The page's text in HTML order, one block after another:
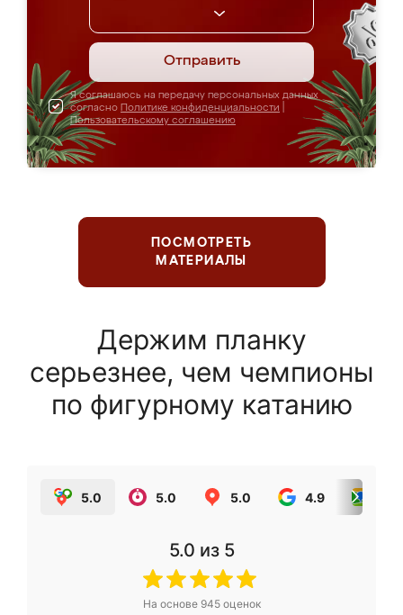
Отправить
Я соглашаюсь на передачу персональных данных
согласно Политике конфиденциальности
Пользовательскому соглашению
ПОСМОТРЕТЬ
МАТЕРИАЛЫ
Держим планку
серьезнее, чем чемпионы
по фигурному катанию
5.0 5.0 5.0 4.9
5.0 из 5
На основе 945оценок